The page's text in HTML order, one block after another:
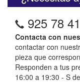
925 78
Contacta con
contactar con
pieza que
Responden a tus
16:00 a 19:30 - S